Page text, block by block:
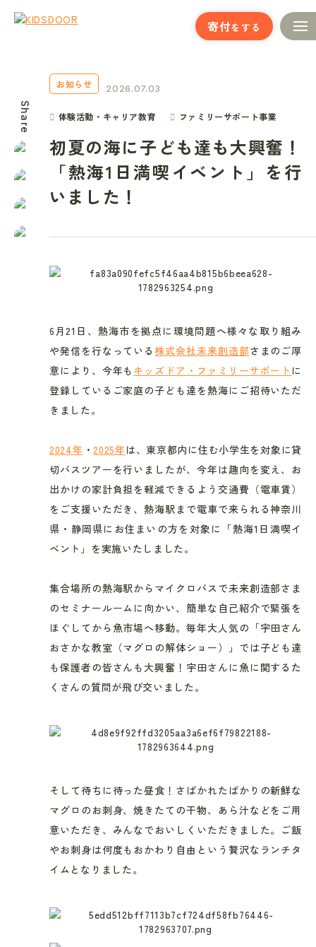
寄付をする
Share
お知らせ 2026.07.03
体験活動・キャリア教育 ファミリーサポート事業
初夏の海に子ども達も大興奮！
「熱海1日満喫イベント」を行
いました！
6月21日、熱海市を拠点に環境問題へ様々な取り組み
や発信を行なっている株式会社未来創造部さまのご厚
意により、今年も キッズドア・ファミリーサポート に
登録しているご家庭の子ども達を熱海にご招待いただ
きました。
2024年 ・2025年は、東京都内に住む小学生を対象に貸
切バスツアーを行いましたが、今年は趣向を変え、お
出かけの家計負担を軽減できるよう交通費（電車賃）
をご支援いただき、熱海駅まで電車で来られる神奈川
県・静岡県にお住まいの方を対象に「熱海1日満喫イ
ベント」を実施いたしました。
集合場所の熱海駅からマイクロバスで未来創造部さま
のセミナールームに向かい、簡単な自己紹介で緊張を
ほぐしてから魚市場へ移動。毎年大人気の「宇田さん
おさかな教室（マグロの解体ショー）」では子ども達
も保護者の皆さんも大興奮！宇田さんに魚に関するた
くさんの質問が飛び交いました。
そして待ちに待った昼食！さばかれたばかりの新鮮な
マグロのお刺身、焼きたての干物、あら汁などをご用
意いただき、みんなでおいしくいただきました。ご飯
やお刺身は何度もおかわり自由という贅沢なランチタ
イムとなりました。